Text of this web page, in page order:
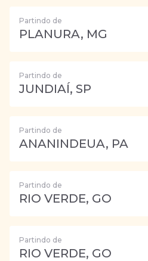
Partindo de
PLANURA, MG
Partindo de
JUNDIAÍ, SP
Partindo de
ANANINDEUA, PA
Partindo de
RIO VERDE, GO
Partindo de
RIO VERDE, GO